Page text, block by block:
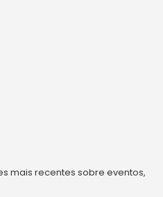
mais recentes sobre eventos,